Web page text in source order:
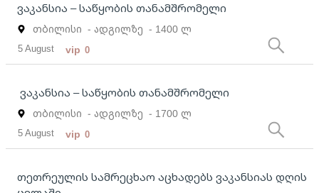
ვაკანსია – საწყობის თანამშრომელი
თბილისი - ადგილზე - 1400 ლ
5 August vip 0
ვაკანსია – საწყობის თანამშრომელი
თბილისი - ადგილზე - 1700 ლ
5 August vip 0
თეთრეულის სამრეცხაო აცხადებს ვაკანსიას დღის